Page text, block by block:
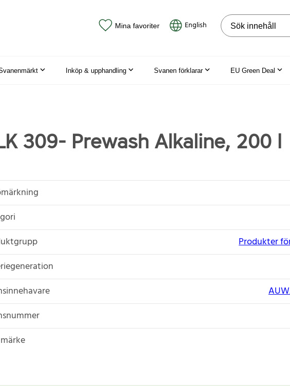
Mina favoriter English Sök på
Inköp & upphandling Svanen förklarar EU Green Deal
309- Prewash Alkaline, 200 l
Produkter